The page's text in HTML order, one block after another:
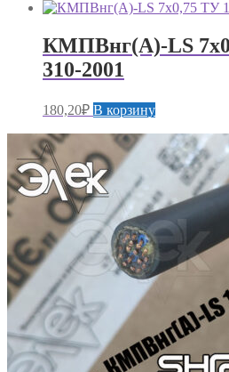
КМПВнг(А)-LS
310-2001
180,20₽ В корзину